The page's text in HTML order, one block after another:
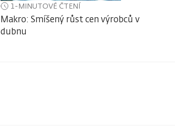
1-MINUTOVÉ ČTENÍ
Makro: Smíšený růst cen výrobců v
dubnu